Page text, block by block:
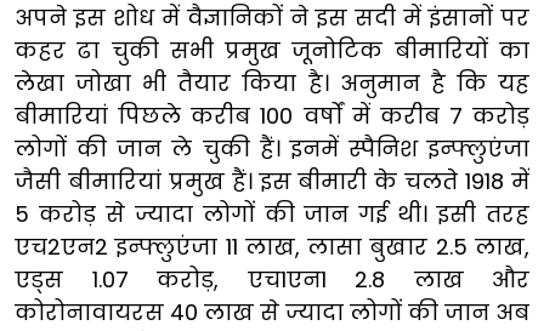
अपने इस शोध में वैज्ञानिकों ने इस सदी में इंसानों पर
कहर ढा चुकी सभी प्रमुख जूनोटिक बीमारियों का
लेखा जोखा भी तैयार किया है। अनुमान है कि यह
बीमारियां पिछले करीब 100 वर्षों में करीब 7 करोड़
लोगों की जान ले चुकी हैं। इनमें स्पैनिश इन्फ्लुएंजा
जैसी बीमारियां प्रमुख हैं। इस बीमारी के चलते 1918 में
5 करोड़ से ज्यादा लोगों की जान गई थी। इसी तरह
एच2एन2 इन्फ्लुएंजा 11 लाख, लासा बुखार 2.5 लाख,
एड्स 1.07 करोड़, एच1एन1 2.8 लाख और
कोरोनावायरस 40 लाख से ज्यादा लोगों की जान अब